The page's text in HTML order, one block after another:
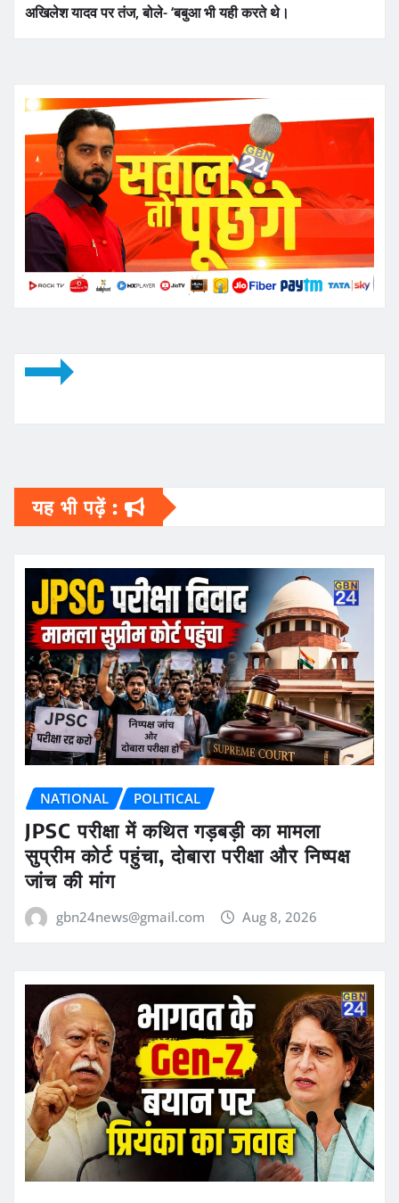
अखिलेश यादव पर तंज, बोले- ‘बबुआ भी यही करते थे।
यह भी पढ़ें :
NATIONAL POLITICAL
JPSC परीक्षा में कथित गड़बड़ी का मामला
सुप्रीम कोर्ट पहुंचा, दोबारा परीक्षा और निष्पक्ष
जांच की मांग
gbn24news@gmail.com Aug 8, 2026